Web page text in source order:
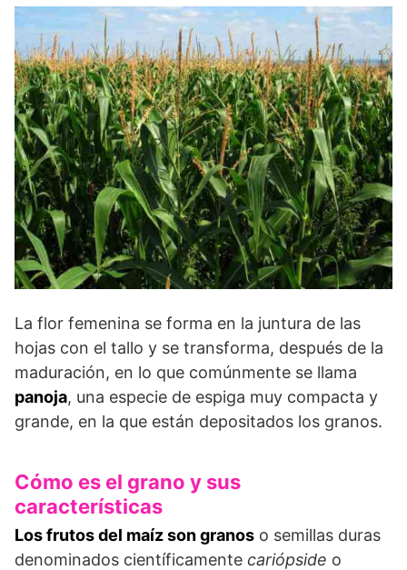
La flor femenina se forma en la juntura de las
hojas con el tallo y se transforma, después de la
maduración, en lo que comúnmente se llama
panoja, una especie de espiga muy compacta y
grande, en la que están depositados los granos.
Cómo es el grano y sus
características
Los frutos del maíz son granos o semillas duras
denominados científicamente cariópside o